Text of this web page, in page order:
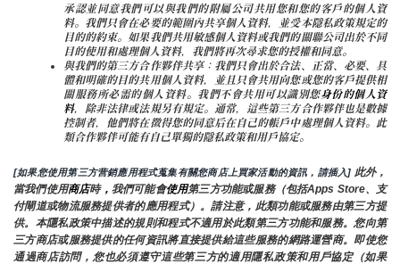
承認並同意我們可以與我們的附屬公司共用您和您的客戶的個人資
料。我們只會在必要的範圍內共享個人資料，並受本隱私政策規定的
目的的約束。如果我們共用敏感個人資料或我們的關聯公司出於不同
目的使用和處理個人資料，我們將再次尋求您的授權和同意。
與我們的第三方合作夥伴共享：我們只會出於合法、正當、必要、具
體和明確的目的共用個人資料，並且只會共用向您或您的客戶提供相
關服務所必需的個人資料。我們不會共用可以識別您身份的個人資
料，除非法律或法規另有規定。通常，這些第三方合作夥伴也是數據
控制者，他們將在徵得您的同意后在自己的帳戶中處理個人資料。此
類合作夥伴可能有自己單獨的隱私政策和用戶協定。
[如果您使用第三方营銷應用程式蒐集有關您商店上買家活動的資訊，請插入] 此外，
當我們使用商店時， 我們可能會使用第三方功能或服務（包括Apps Store、支
付閘道或物流服務提供者的應用程式）。請注意，此類功能或服務由第三方提
供。本隱私政策中描述的規則和程式不適用於此類第三方功能和服務。您向第
三方商店或服務提供的任何資訊將直接提供給這些服務的網路運營商。即使您
通過商店訪問，您也必須遵守這些第三方的適用隱私政策和用戶協定（如果